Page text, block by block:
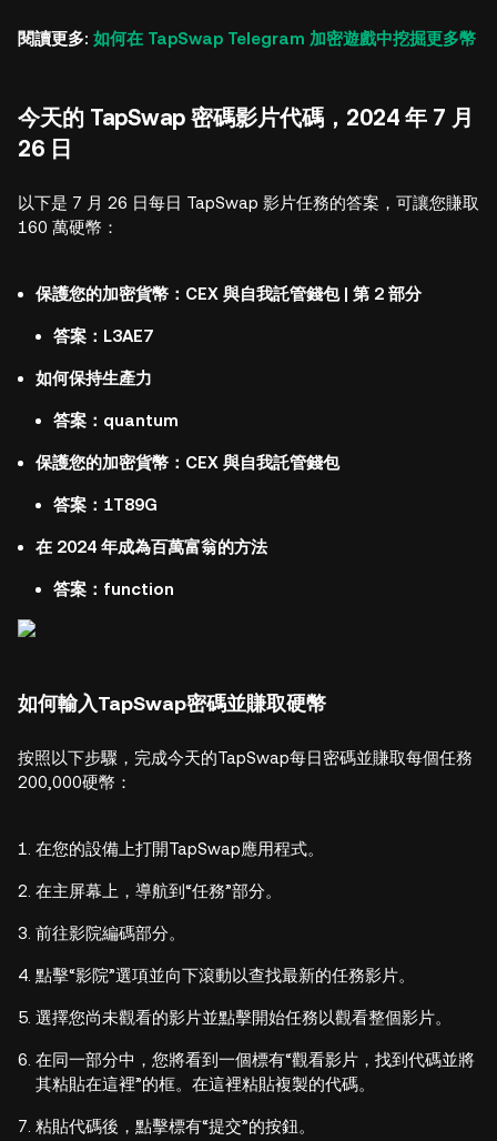
閱讀更多: 如何在 TapSwap Telegram 加密遊戲中挖掘更多幣
今天的 TapSwap 密碼影片代碼，2024 年 7 月
26 日
以下是 7 月 26 日每日 TapSwap 影片任務的答案，可讓您賺取
160 萬硬幣：
保護您的加密貨幣：CEX 與自我託管錢包 | 第 2 部分
答案：L3AE7
如何保持生產力
答案：quantum
保護您的加密貨幣：CEX 與自我託管錢包
答案：1T89G
在 2024 年成為百萬富翁的方法
答案：function
如何輸入TapSwap密碼並賺取硬幣
按照以下步驟，完成今天的TapSwap每日密碼並賺取每個任務
200,000硬幣：
在您的設備上打開TapSwap應用程式。
在主屏幕上，導航到“任務”部分。
前往影院編碼部分。
點擊“影院”選項並向下滾動以查找最新的任務影片。
選擇您尚未觀看的影片並點擊開始任務以觀看整個影片。
在同一部分中，您將看到一個標有“觀看影片，找到代碼並將
其粘貼在這裡”的框。在這裡粘貼複製的代碼。
粘貼代碼後，點擊標有“提交”的按鈕。